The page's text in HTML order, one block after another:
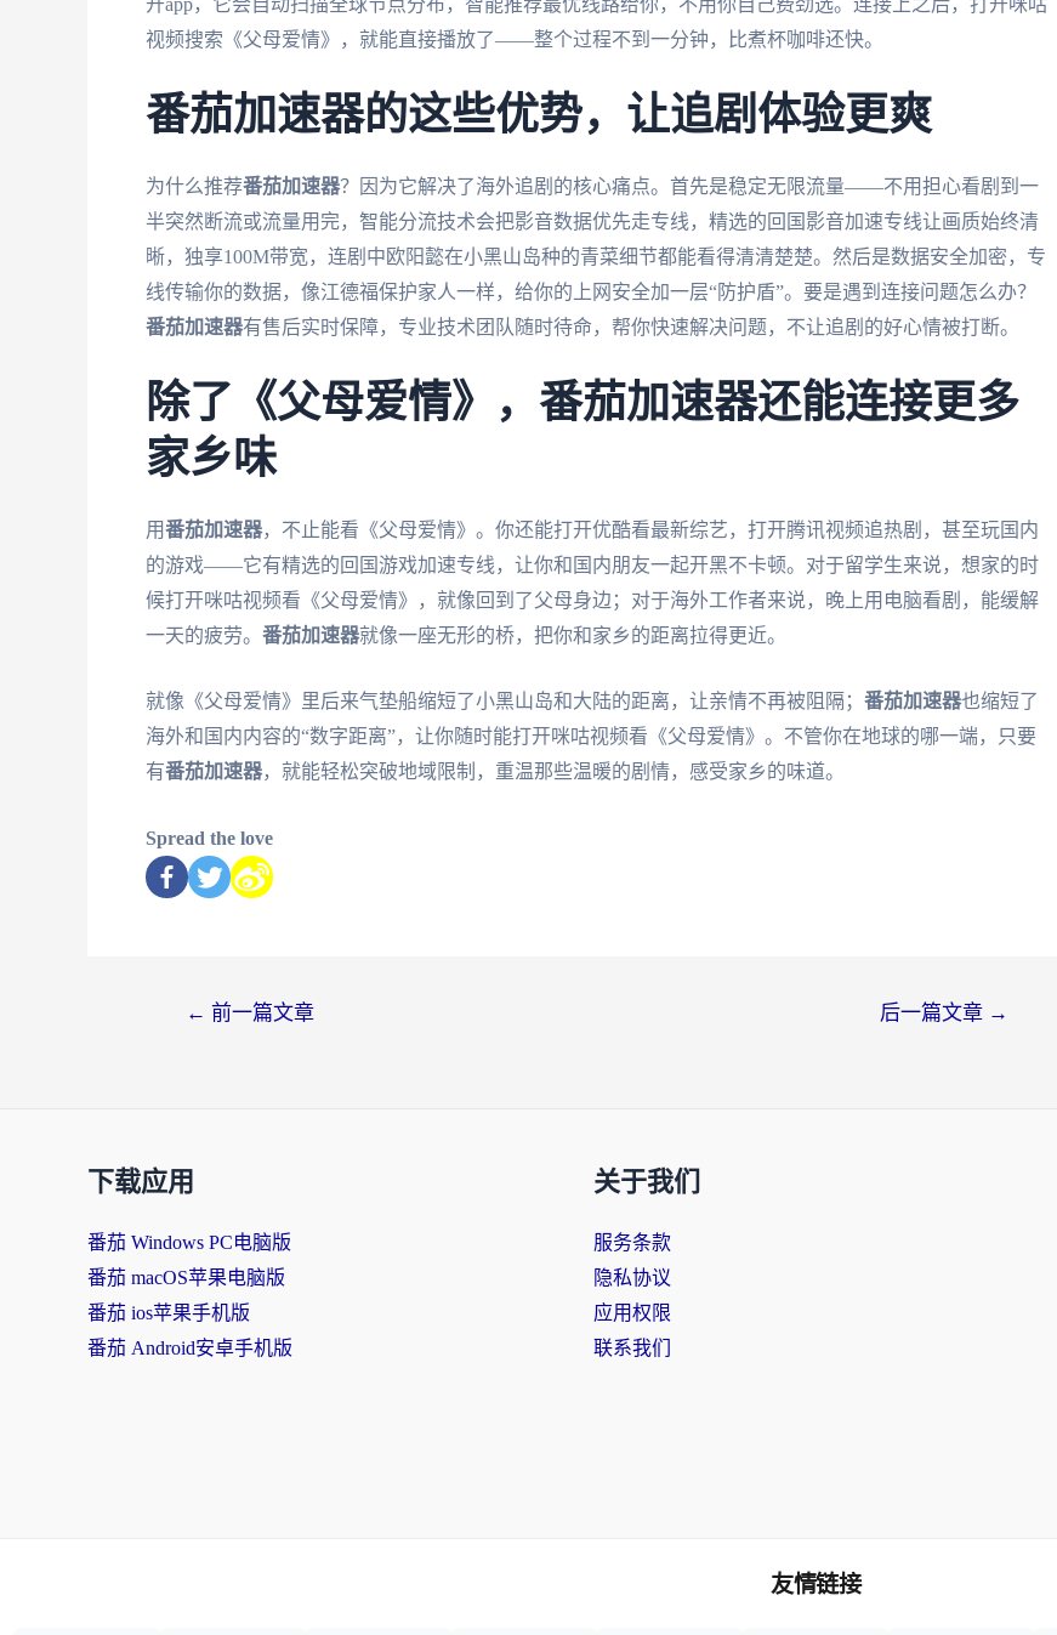
开app，它会自动扫描全球节点分布，智能推荐最优线路给你，不用你自己费劲选。连接上之后，打开咪咕
视频搜索《父母爱情》，就能直接播放了——整个过程不到一分钟，比煮杯咖啡还快。
番茄加速器的这些优势，让追剧体验更爽
为什么推荐番茄加速器？因为它解决了海外追剧的核心痛点。首先是稳定无限流量——不用担心看剧到一
半突然断流或流量用完，智能分流技术会把影音数据优先走专线，精选的回国影音加速专线让画质始终清
晰，独享100M带宽，连剧中欧阳懿在小黑山岛种的青菜细节都能看得清清楚楚。然后是数据安全加密，专
线传输你的数据，像江德福保护家人一样，给你的上网安全加一层“防护盾”。要是遇到连接问题怎么办？
番茄加速器有售后实时保障，专业技术团队随时待命，帮你快速解决问题，不让追剧的好心情被打断。
除了《父母爱情》，番茄加速器还能连接更多
家乡味
用番茄加速器，不止能看《父母爱情》。你还能打开优酷看最新综艺，打开腾讯视频追热剧，甚至玩国内
的游戏——它有精选的回国游戏加速专线，让你和国内朋友一起开黑不卡顿。对于留学生来说，想家的时
候打开咪咕视频看《父母爱情》，就像回到了父母身边；对于海外工作者来说，晚上用电脑看剧，能缓解
一天的疲劳。 番茄加速器就像一座无形的桥，把你和家乡的距离拉得更近。
就像《父母爱情》里后来气垫船缩短了小黑山岛和大陆的距离，让亲情不再被阻隔； 番茄加速器也缩短了
海外和国内内容的“数字距离”，让你随时能打开咪咕视频看《父母爱情》。不管你在地球的哪一端，只要
有番茄加速器，就能轻松突破地域限制，重温那些温暖的剧情，感受家乡的味道。
Spread the love
← 前一篇文章 后一篇文章 →
下载应用
番茄 Windows PC电脑版
番茄 macOS苹果电脑版
番茄 ios苹果手机版
番茄 Android安卓手机版
关于我们
服务条款
隐私协议
应用权限
联系我们
友情链接